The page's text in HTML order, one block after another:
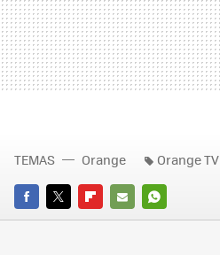
FACEBOOK
TWITTERFLIPBOARD
E-
WHATSAPP
TEMAS Orange Orange TV